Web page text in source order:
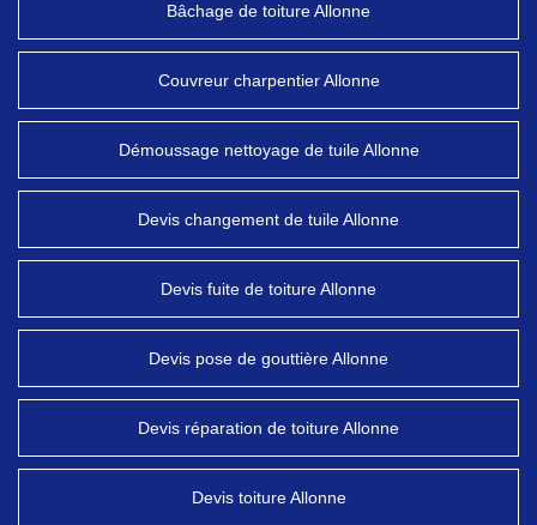
Bâchage de toiture Allonne
Couvreur charpentier Allonne
Démoussage nettoyage de tuile Allonne
Devis changement de tuile Allonne
Devis fuite de toiture Allonne
Devis pose de gouttière Allonne
Devis réparation de toiture Allonne
Devis toiture Allonne